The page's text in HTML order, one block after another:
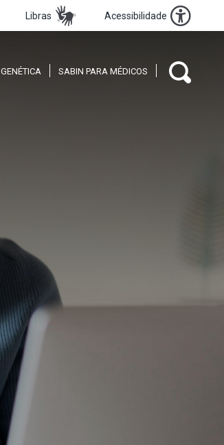
Libras Acessibilidade
GENÉTICA SABIN PARA MÉDICOS